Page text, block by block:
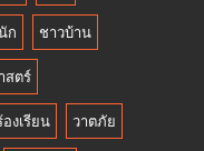
ก ชาวบ้าน
สตร์
องเรียน วาตภัย